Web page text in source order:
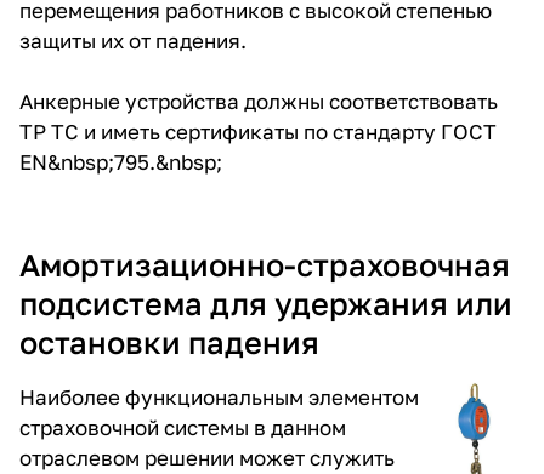
перемещения работников с высокой степенью
защиты их от падения.
Анкерные устройства должны соответствовать
ТР ТС и иметь сертификаты по стандарту ГОСТ
EN&nbsp;795.&nbsp;
Амортизационно-страховочная
подсистема для удержания или
остановки падения
Наиболее функциональным элементом
страховочной системы в данном
отраслевом решении может служить